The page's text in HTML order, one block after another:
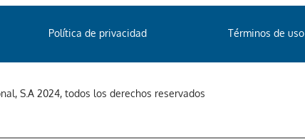
Política de privacidad Términos de uso
S.A 2024, todos los derechos reservados